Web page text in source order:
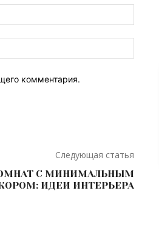
почта:*
Сайт:
комментария.
Следующая статья
С МИНИМАЛЬНЫМ
ИДЕИ ИНТЕРЬЕРА